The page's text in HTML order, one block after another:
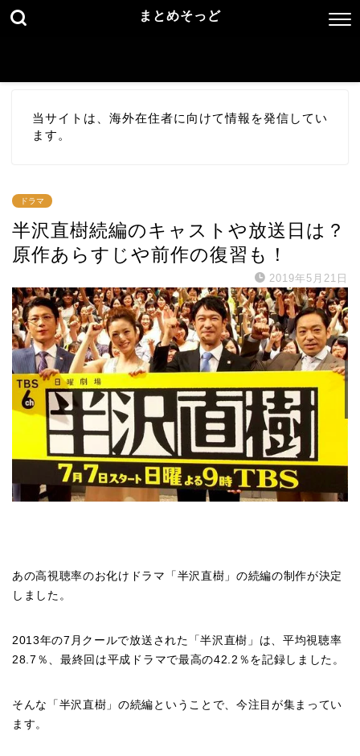
まとめそっど
当サイトは、海外在住者に向けて情報を発信してい
ます。
ドラマ
半沢直樹続編のキャストや放送日は？
原作あらすじや前作の復習も！
2019年5月21日
あの高視聴率のお化けドラマ「半沢直樹」の続編の制作が決定
しました。
2013年の7月クールで放送された「半沢直樹」は、平均視聴率
28.7％、最終回は平成ドラマで最高の42.2％を記録しました。
そんな「半沢直樹」の続編ということで、今注目が集まってい
ます。